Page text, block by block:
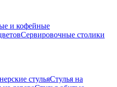
и кофейные
Сервировочные столики
стульяСтулья на